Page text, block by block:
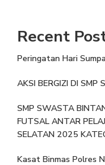
Recent
Peringatan Hari
AKSI BERGIZI DI
SMP SWASTA
FUTSAL ANTAR
SELATAN 2025
Kasat Binmas Polres